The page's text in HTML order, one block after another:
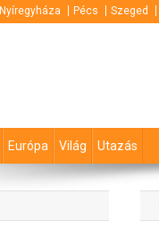
Nyíregyháza Pécs Szeged
Európa Világ Utazás